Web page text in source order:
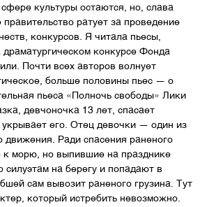
культуры остаются, но, слава
ратует за проведение
конкурсов. Я читала пьесы,
драматургическом конкурсе Фонда
Почти всех авторов волнует
больше половины пьес — о
пьеса «Полночь свободы» Лики
девчоночка 13 лет, спасает
укрывает его. Отец девочки — один из
движения. Ради спасения раненого
к морю, но выпившие на празднике
силуэтам на берегу и попадают в
сам вывозит раненого грузина. Тут
который истребить невозможно.